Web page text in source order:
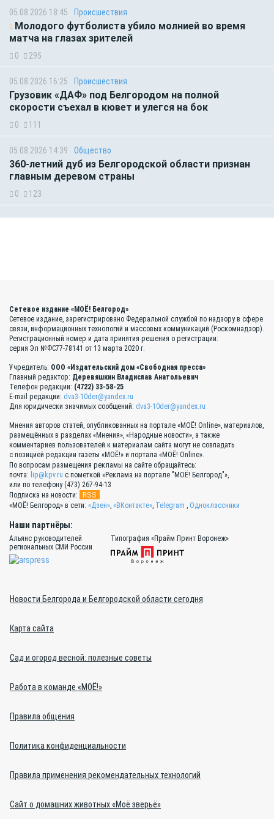
05.08.2026 18:45 Происшествия
Молодого футболиста убило молнией во время
матча на глазах зрителей
0 295
05.08.2026 16:25 Происшествия
Грузовик «ДАФ» под Белгородом на полной
скорости съехал в кювет и улегся на бок
0 111
05.08.2026 14:39 Общество
360-летний дуб из Белгородской области признан
главным деревом страны
0 123
Сетевое издание «МОЁ! Белгород»
Сетевое издание, зарегистрировано Федеральной службой по надзору в сфере
связи, информационных технологий и массовых коммуникаций (Роскомнадзор).
Регистрационный номер и дата принятия решения о регистрации:
серия Эл №ФС77-78141 от 13 марта 2020 г.
Учредитель: ООО «Издательский дом «Свободная пресса»
Главный редактор: Деревяшкин Владислав Анатольевич
Телефон редакции: (4722) 33-58-25
E-mail редакции: dva3-10der@yandex.ru
Для юридически значимых сообщений: dva3-10der@yandex.ru
Мнения авторов статей, опубликованных на портале «МОЁ! Online», материалов,
размещённых в разделах «Мнения», «Народные новости», а также
комментариев пользователей к материалам сайта могут не совпадать
с позицией редакции газеты «МОЁ!» и портала «МОЁ! Online».
По вопросам размещения рекламы на сайте обращайтесь:
почта: lip@kpv.ru с пометкой «Реклама на портале "МОЁ! Белгород"»,
или по телефону (473) 267-94-13
Подписка на новости:
RSS
«МОЁ! Белгород» в сети: «Дзен», «ВКонтакте», Telegram , Одноклассники
Наши партнёры:
Альянс руководителей
региональных СМИ России
Типография «Прайм Принт Воронеж»
Новости Белгорода и Белгородской области сегодня
Карта сайта
Сад и огород весной: полезные советы
Работа в команде «МОЁ!»
Правила общения
Политика конфиденциальности
Правила применения рекомендательных технологий
Сайт о домашних животных «Моё зверьё»